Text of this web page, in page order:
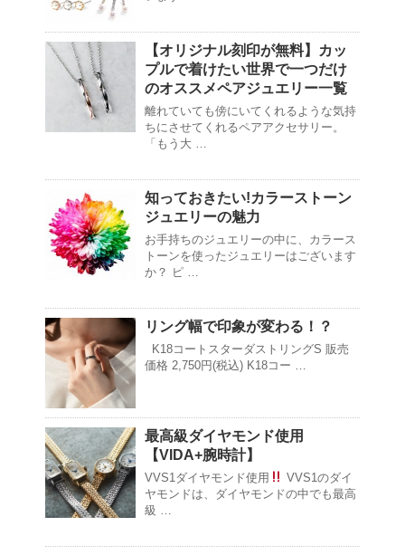
【オリジナル刻印が無料】カッ
プルで着けたい世界で一つだけ
のオススメペアジュエリー一覧
離れていても傍にいてくれるような気持
ちにさせてくれるペアアクセサリー。
「もう大 …
知っておきたい!カラーストーン
ジュエリーの魅力
お手持ちのジュエリーの中に、カラース
トーンを使ったジュエリーはございます
か？ ピ …
リング幅で印象が変わる！？
K18コートスターダストリングS 販売
価格 2,750円(税込) K18コー …
最高級ダイヤモンド使用
【VIDA+腕時計】
VVS1ダイヤモンド使用
VVS1のダイ
ヤモンドは、ダイヤモンドの中でも最高
級 …